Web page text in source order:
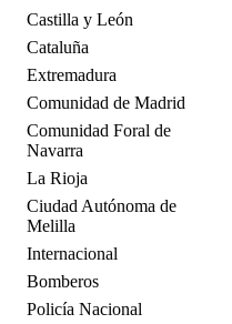
Castilla y León
Cataluña
Extremadura
Comunidad de Madrid
Comunidad Foral de
Navarra
La Rioja
Ciudad Autónoma de
Melilla
Internacional
Bomberos
Policía Nacional